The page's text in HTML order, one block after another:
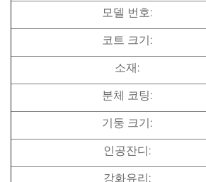
모델 번호:
코트 크기:
소재:
분체 코팅:
기둥 크기:
인공잔디:
강화유리: